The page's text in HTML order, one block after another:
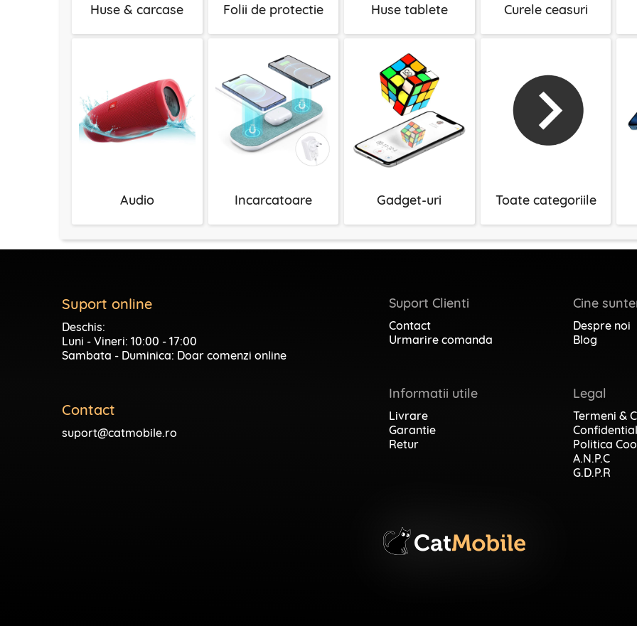
Huse & carcase Folii de protectie Huse tablete Curele ceasuri
Audio Incarcatoare Gadget-uri Toate categoriile
Suport online
Deschis:
Luni - Vineri: 10:00 - 17:00
Sambata - Duminica: Doar comenzi online
Contact
suport@catmobile.ro
Suport Clienti
Contact
Urmarire comanda
Informatii utile
Livrare
Garantie
Retur
Cine
Despre noi
Blog
Legal
Termeni &
Politica
A.N.P.C
G.D.P.R